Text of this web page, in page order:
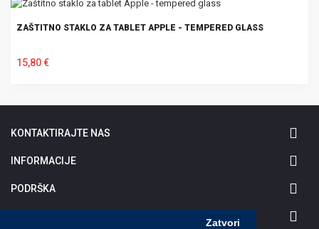
Zatvori
ZAŠTITNO STAKLO ZA TABLET APPLE - TEMPERED GLASS
15,80 €
KONTAKTIRAJTE NAS
INFORMACIJE
PODRŠKA